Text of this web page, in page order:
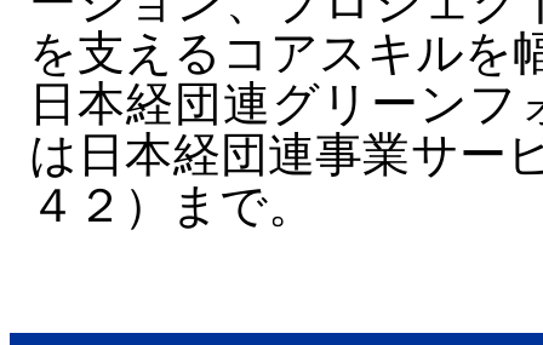
を支えるコアスキルを
日本経団連グリーン
は日本経団連事業サー
４２）まで。